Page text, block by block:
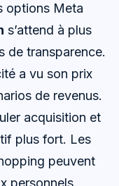
options Meta
s’attend à plus
de transparence.
a vu son prix
de revenus.
acquisition et
plus fort. Les
peuvent